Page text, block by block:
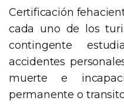
Certificación
cada uno de los
contingente
accidentes
muerte e
permanente o